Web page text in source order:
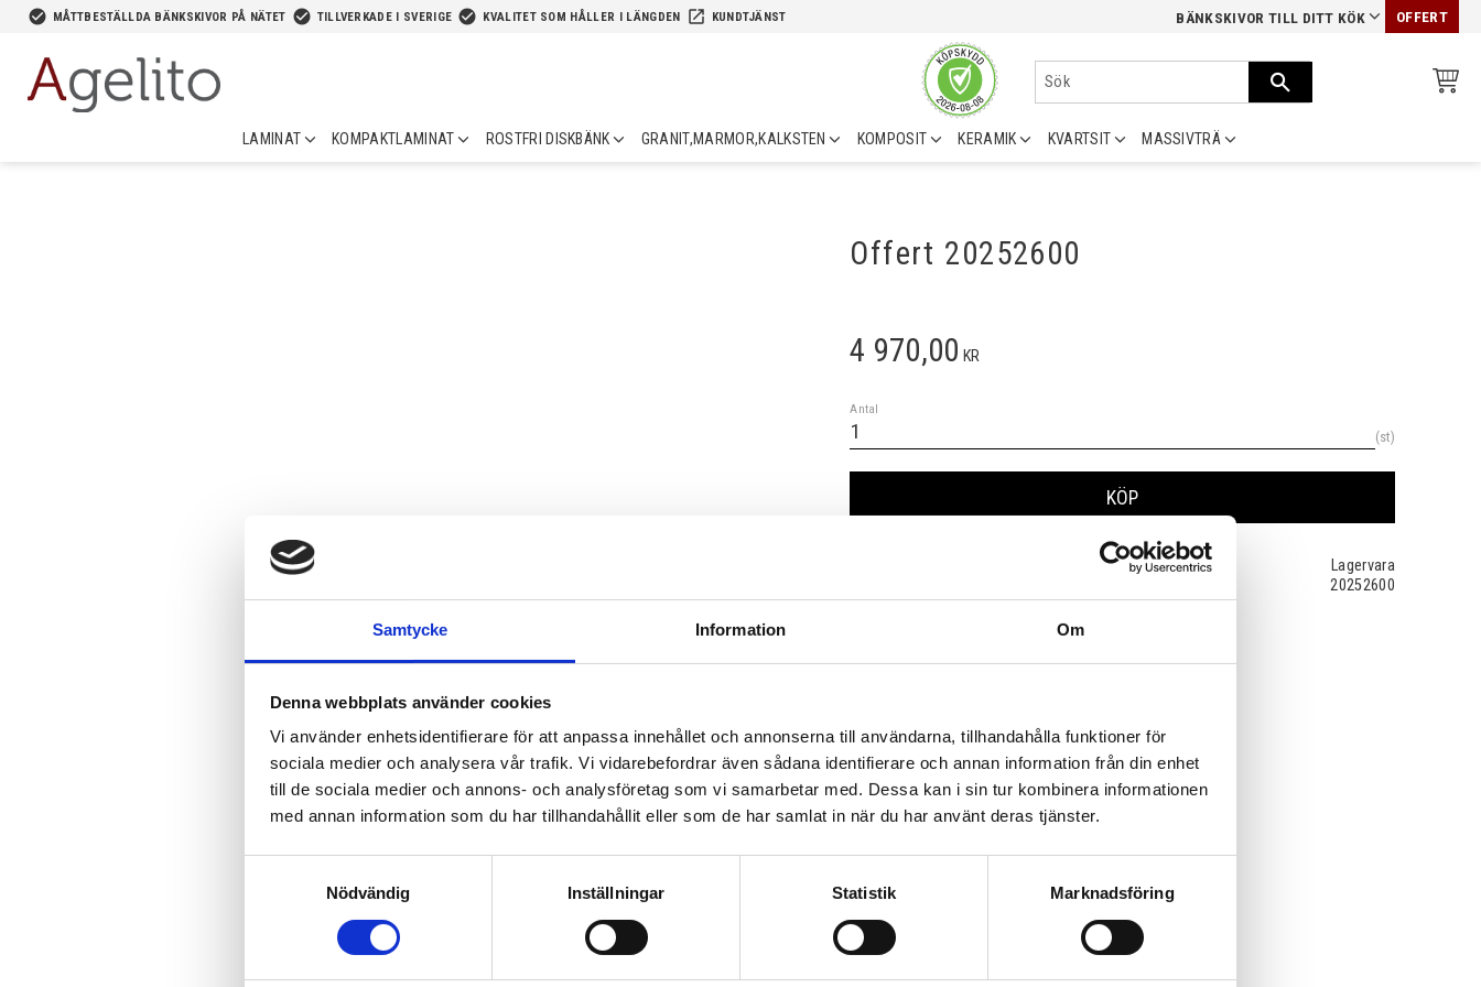
Samtycke Information Om
Denna webbplats använder cookies
Vi använder enhetsidentifierare för att anpassa innehållet och annonserna till användarna, tillhandahålla funktioner för
sociala medier och analysera vår trafik. Vi vidarebefordrar även sådana identifierare och annan information från din enhet
till de sociala medier och annons- och analysföretag som vi samarbetar med. Dessa kan i sin tur kombinera informationen
med annan information som du har tillhandahållit eller som de har samlat in när du har använt deras tjänster.
Nödvändig
Inställningar Statistik Marknadsföring
check_circle MÅTTBESTÄLLDA BÄNKSKIVOR PÅ NÄTET check_circle TILLVERKADE I SVERIGE check_circle KVALITET SOM HÅLLER I LÄNGDEN launch KUNDTJÄNST BÄNKSKIVOR TILL DITT KÖK OFFERT
LAMINAT KOMPAKTLAMINAT ROSTFRI DISKBÄNK GRANIT,MARMOR,KALKSTEN KOMPOSIT KERAMIK KVARTSIT MASSIVTRÄ
Offert 20252600
4 970,00 KR
Antal
st
KÖP
Lagervara
20252600